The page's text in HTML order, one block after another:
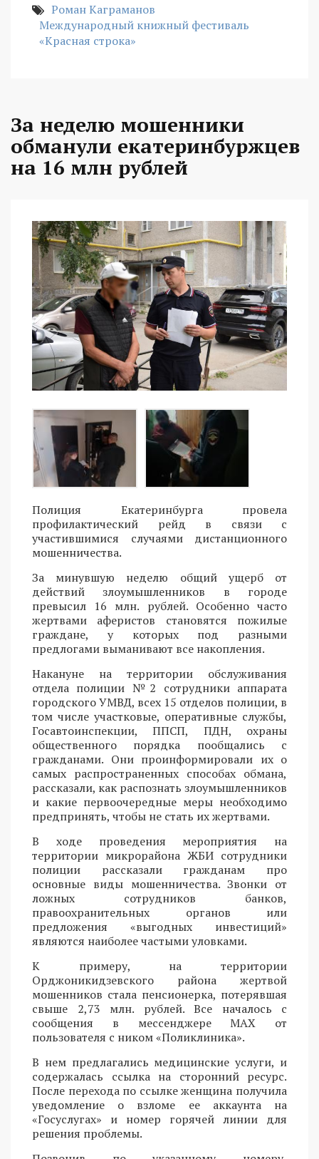
Роман Каграманов
Международный книжный фестиваль
«Красная строка»
За неделю мошенники
обманули екатеринбуржцев
на 16 млн рублей
Полиция Екатеринбурга провела
профилактический рейд в связи с
участившимися случаями дистанционного
мошенничества.
За минувшую неделю общий ущерб от
действий злоумышленников в городе
превысил 16 млн. рублей. Особенно часто
жертвами аферистов становятся пожилые
граждане, у которых под разными
предлогами выманивают все накопления.
Накануне на территории обслуживания
отдела полиции №2 сотрудники аппарата
городского УМВД, всех 15 отделов полиции, в
том числе участковые, оперативные службы,
Госавтоинспекции, ППСП, ПДН, охраны
общественного порядка пообщались с
гражданами. Они проинформировали их о
самых распространенных способах обмана,
рассказали, как распознать злоумышленников
и какие первоочередные меры необходимо
предпринять, чтобы не стать их жертвами.
В ходе проведения мероприятия на
территории микрорайона ЖБИ сотрудники
полиции рассказали гражданам про
основные виды мошенничества. Звонки от
ложных сотрудников банков,
правоохранительных органов или
предложения «выгодных инвестиций»
являются наиболее частыми уловками.
К примеру, на территории
Орджоникидзевского района жертвой
мошенников стала пенсионерка, потерявшая
свыше 2,73 млн. рублей. Все началось с
сообщения в мессенджере MAX от
пользователя с ником «Поликлиника».
В нем предлагались медицинские услуги, и
содержалась ссылка на сторонний ресурс.
После перехода по ссылке женщина получила
уведомление о взломе ее аккаунта на
«Госуслугах» и номер горячей линии для
решения проблемы.